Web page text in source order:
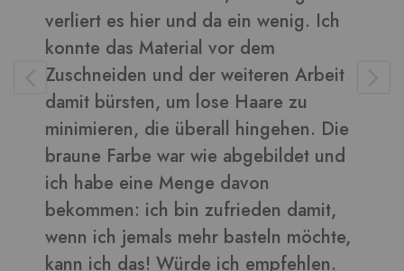
Ich
Die
und